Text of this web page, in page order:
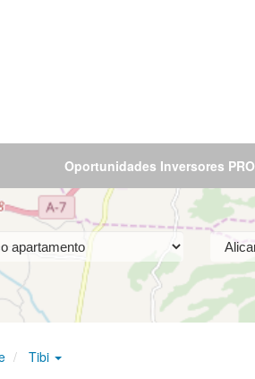
Oportunidades Inversores PRO
Tibi